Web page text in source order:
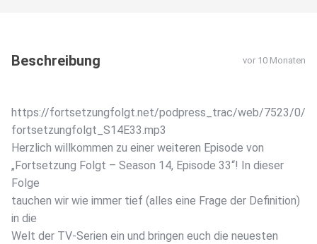
Beschreibung vor 10 Monaten
https://fortsetzungfolgt.net/podpress_trac/web/7523/0/
fortsetzungfolgt_S14E33.mp3
Herzlich willkommen zu einer weiteren Episode von
„Fortsetzung Folgt – Season 14, Episode 33“! In dieser
Folge
tauchen wir wie immer tief (alles eine Frage der Definition)
in die
Welt der TV-Serien ein und bringen euch die neuesten